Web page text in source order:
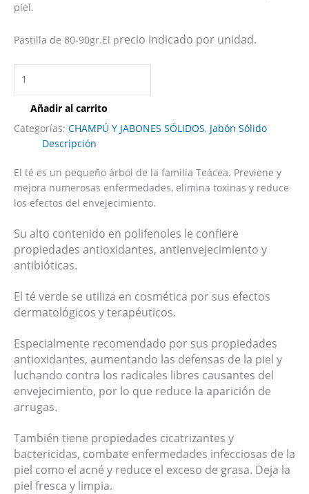
piel.
Pastilla de 80-90gr.El precio indicado por unidad.
Añadir al carrito
Categorías: CHAMPÚ Y JABONES SÓLIDOS, Jabón Sólido
Descripción
El té es un pequeño árbol de la familia Teácea. Previene y
mejora numerosas enfermedades, elimina toxinas y reduce
los efectos del envejecimiento.
Su alto contenido en polifenoles le confiere
propiedades antioxidantes, antienvejecimiento y
antibióticas.
El té verde se utiliza en cosmética por sus efectos
dermatológicos y terapéuticos.
Especialmente recomendado por sus propiedades
antioxidantes, aumentando las defensas de la piel y
luchando contra los radicales libres causantes del
envejecimiento, por lo que reduce la aparición de
arrugas.
También tiene propiedades cicatrizantes y
bactericidas, combate enfermedades infecciosas de la
piel como el acné y reduce el exceso de grasa. Deja la
piel fresca y limpia.